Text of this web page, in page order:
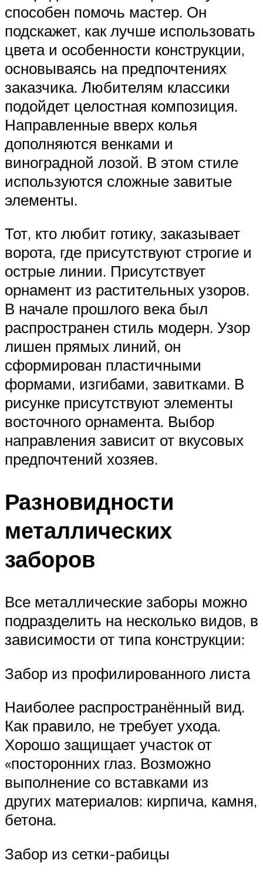
способен помочь мастер. Он
подскажет, как лучше использовать
цвета и особенности конструкции,
основываясь на предпочтениях
заказчика. Любителям классики
подойдет целостная композиция.
Направленные вверх колья
дополняются венками и
виноградной лозой. В этом стиле
используются сложные завитые
элементы.
Тот, кто любит готику, заказывает
ворота, где присутствуют строгие и
острые линии. Присутствует
орнамент из растительных узоров.
В начале прошлого века был
распространен стиль модерн. Узор
лишен прямых линий, он
сформирован пластичными
формами, изгибами, завитками. В
рисунке присутствуют элементы
восточного орнамента. Выбор
направления зависит от вкусовых
предпочтений хозяев.
Разновидности
металлических
заборов
Все металлические заборы можно
подразделить на несколько видов, в
зависимости от типа конструкции:
Забор из профилированного листа
Наиболее распространённый вид.
Как правило, не требует ухода.
Хорошо защищает участок от
«посторонних глаз. Возможно
выполнение со вставками из
других материалов: кирпича, камня,
бетона.
Забор из сетки-рабицы